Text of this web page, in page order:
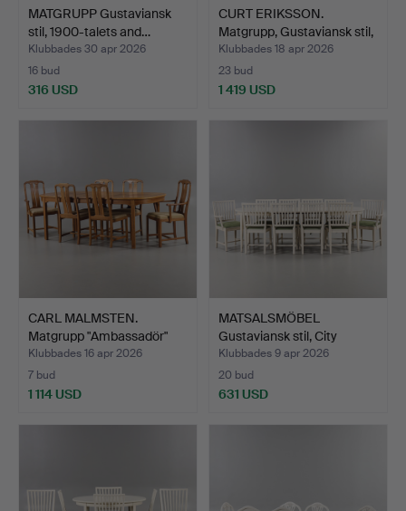
MATGRUPP Gustaviansk
stil, 1900-talets and…
Klubbades 30 apr 2026
16 bud
316 USD
CURT ERIKSSON.
Matgrupp, Gustaviansk stil,
…
Klubbades 18 apr 2026
23 bud
1 419 USD
CARL MALMSTEN.
Matgrupp "Ambassadör"
Valnö…
Klubbades 16 apr 2026
7 bud
1 114 USD
MATSALSMÖBEL
Gustaviansk stil, City
Möbler…
Klubbades 9 apr 2026
20 bud
631 USD